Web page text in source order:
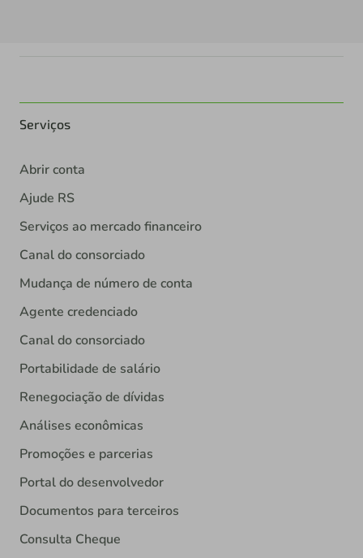
Serviços
Abrir conta
Ajude RS
Serviços ao mercado financeiro
Canal do consorciado
Mudança de número de conta
Agente credenciado
Canal do consorciado
Portabilidade de salário
Renegociação de dívidas
Análises econômicas
Promoções e parcerias
Portal do desenvolvedor
Documentos para terceiros
Consulta Cheque